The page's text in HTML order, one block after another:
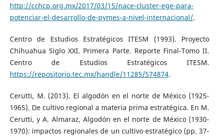
http://cchcp.org.mx/2017/03/15/nace-cluster-ege-para-
potenciar-el-desarrollo-de-pymes-a-nivel-internacional/.
Centro de Estudios Estratégicos ITESM (1993). Proyecto
Chihuahua Siglo XXI. Primera Parte. Reporte Final-Tomo II.
Centro de Estudios Estratégicos ITESM.
https://repositorio.tec.mx/handle/11285/574874.
Cerutti, M. (2013). El algodón en el norte de México (1925-
1965). De cultivo regional a materia prima estratégica. En M.
Cerutti, y A. Almaraz, Algodón en el norte de México (1930-
1970): impactos regionales de un cultivo estratégico (pp. 37-